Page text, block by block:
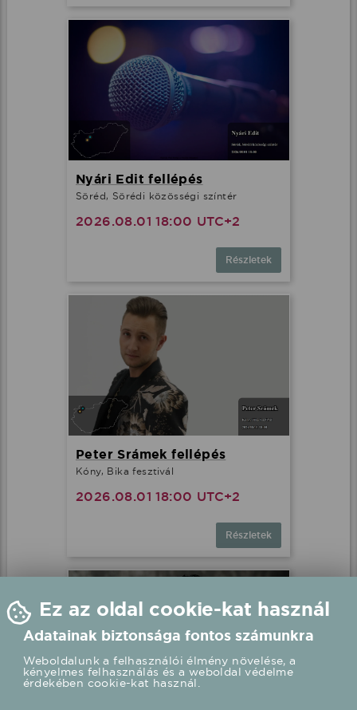
Nyári Edit fellépés
Söréd, Sörédi közösségi színtér
2026.08.01 18:00 UTC+2
Részletek
Peter Srámek fellépés
Kóny, Bika fesztivál
2026.08.01 18:00 UTC+2
Részletek
Ez az oldal cookie-kat használ
Adatainak biztonsága fontos számunkra
Weboldalunk a felhasználói élmény növelése, a
kényelmes felhasználás és a weboldal védelme
érdekében cookie-kat használ.